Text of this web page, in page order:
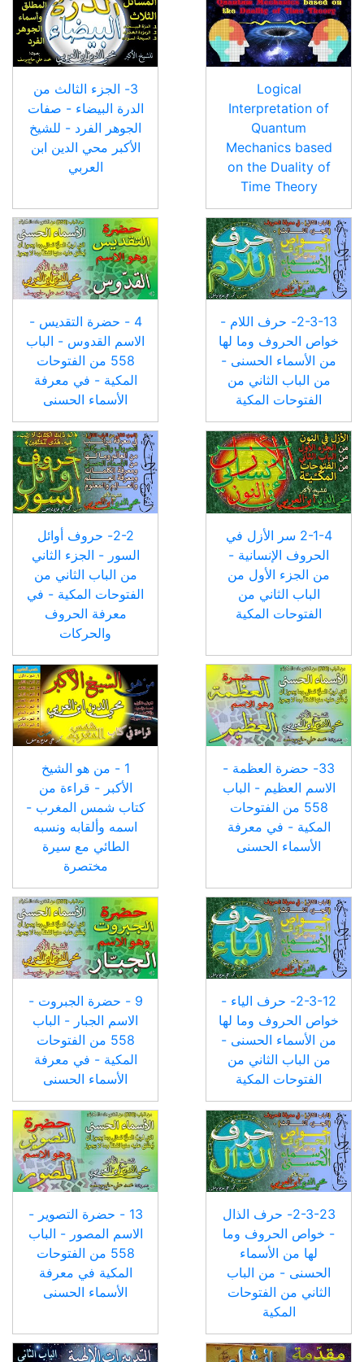
Logical
Interpretation of
Quantum
Mechanics based
on the Duality of
Time Theory
3- الجزء الثالث من
الدرة البيضاء - صفات
الجوهر الفرد - للشيخ
الأكبر محي الدين ابن
العربي
2-3-13- حرف اللام -
خواص الحروف وما لها
من الأسماء الحسنى -
من الباب الثاني من
الفتوحات المكية
4 - حضرة التقديس -
الاسم القدوس - الباب
558 من الفتوحات
المكية - في معرفة
الأسماء الحسنى
2-1-4 سر الأزل في
الحروف الإنسانية -
من الجزء الأول من
الباب الثاني من
الفتوحات المكية
2-2- حروف أوائل
السور - الجزء الثاني
من الباب الثاني من
الفتوحات المكية - في
معرفة الحروف
والحركات
33- حضرة العظمة -
الاسم العظيم - الباب
558 من الفتوحات
المكية - في معرفة
الأسماء الحسنى
1 - من هو الشيخ
الأكبر - قراءة من
كتاب شمس المغرب -
اسمه وألقابه ونسبه
الطائي مع سيرة
مختصرة
2-3-12- حرف الياء -
خواص الحروف وما لها
من الأسماء الحسنى -
من الباب الثاني من
الفتوحات المكية
9 - حضرة الجبروت -
الاسم الجبار - الباب
558 من الفتوحات
المكية - في معرفة
الأسماء الحسنى
2-3-23- حرف الذال
- خواص الحروف وما
لها من الأسماء
الحسنى - من الباب
الثاني من الفتوحات
المكية
13 - حضرة التصوير -
الاسم المصور - الباب
558 من الفتوحات
المكية في معرفة
الأسماء الحسنى